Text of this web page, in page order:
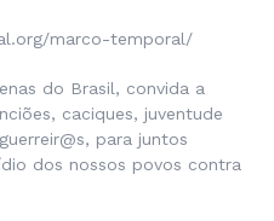
marco-temporal/
do Brasil, convida a
caciques, juventude
para juntos
dos nossos povos contra